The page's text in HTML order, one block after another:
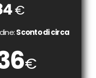
€
Sconto di circa
€